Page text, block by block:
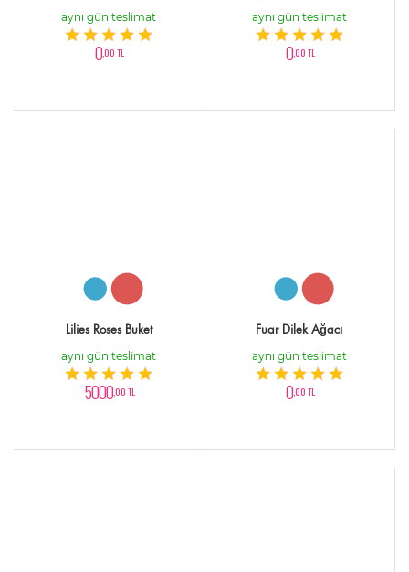
aynı gün teslimat
0,00 TL
aynı gün teslimat
0,00 TL
Lilies Roses Buket
aynı gün teslimat
5000,00 TL
Fuar Dilek Ağacı
aynı gün teslimat
0,00 TL